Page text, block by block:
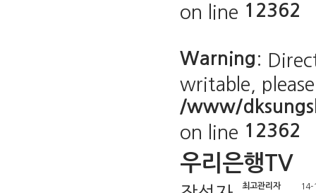
on line 12362
Warning:
writable,
/www/
on line 12362
우리은행TV
최고관리자 14-